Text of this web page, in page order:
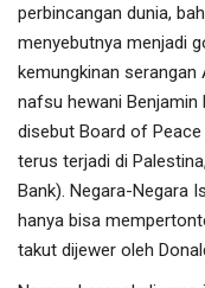
Opini
Foto & Video
Berita Daerah
perbincangan dunia,
menyebutnya menjadi
kemungkinan serangan
nafsu hewani Benjamin
disebut Board of
terus terjadi di
Bank). Negara-Negara
hanya bisa
takut dijewer oleh